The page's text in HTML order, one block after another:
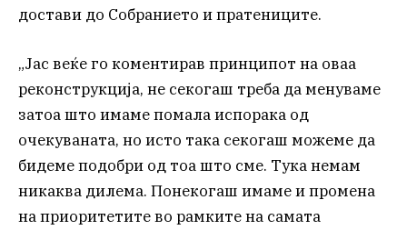
достави до Собранието и пратениците.
„Јас веќе го коментирав принципот на оваа
реконструкција, не секогаш треба да менуваме
затоа што имаме помала испорака од
очекуваната, но исто така секогаш можеме да
бидеме подобри од тоа што сме. Тука немам
никаква дилема. Понекогаш имаме и промена
на приоритетите во рамките на самата